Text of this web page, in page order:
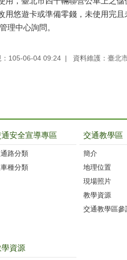
悠遊卡或準備零錢，未使用完
理中心詢問。
：105-06-04 09:24 資料維護：臺北
通安全宣導專區
路分類
種分類
交通教學區
簡介
地理位置
現場照片
教學資源
交通教學區參
學資源